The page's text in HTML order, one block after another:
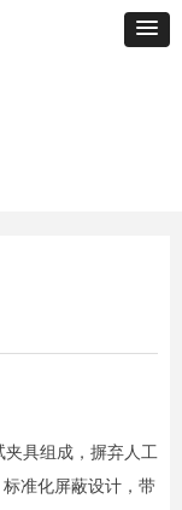
夹具组成，摒弃人工
准化屏蔽设计，带